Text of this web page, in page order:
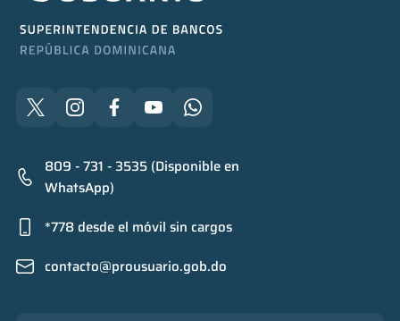
809 - 731 - 3535 (Disponible en
WhatsApp)
*778 desde el móvil sin cargos
contacto@prousuario.gob.do